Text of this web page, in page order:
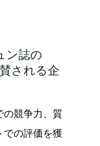
ン誌の
される企
の競争力、質
での評価を獲